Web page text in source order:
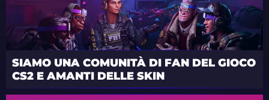
SIAMO UNA COMUNITÀ DI FAN DEL GIOCO
CS2 E AMANTI DELLE SKIN